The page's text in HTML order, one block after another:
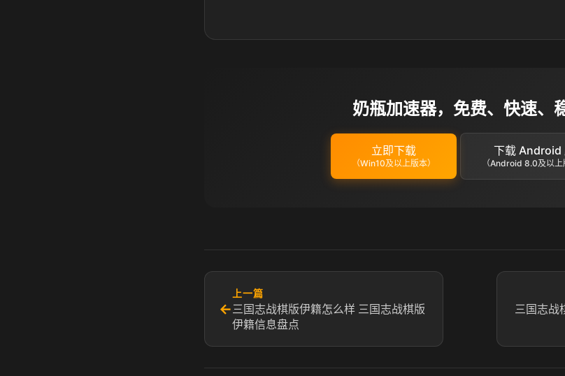
奶瓶加速器，免费、快速、
立即下载
（Win10及以上版本）
下载 Android
（Android 8.0及以上
←
上一篇
三国志战棋版伊籍怎么样 三国志战棋版
伊籍信息盘点
三国志战